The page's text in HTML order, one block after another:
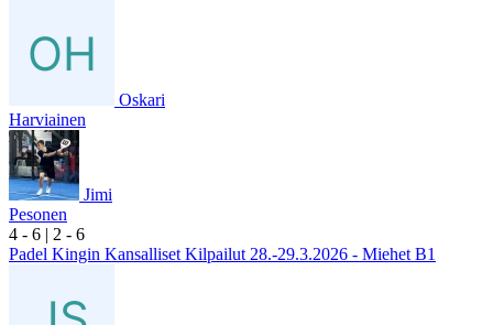
Oskari
Harviainen
Jimi
Pesonen
4 - 6 | 2 - 6
Padel Kingin Kansalliset Kilpailut 28.-29.3.2026 - Miehet B1